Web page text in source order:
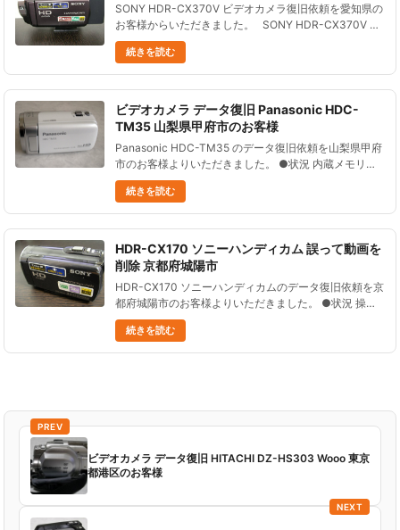
SONY HDR-CX370V ビデオカメラ復旧依頼を愛知県の
お客様からいただきました。 SONY HDR-CX370V ビ
デオカメラの操作中、誤って全てのデータを消してしま
った。 その後は撮影していない、......
続きを読む
ビデオカメラ データ復旧 Panasonic HDC-
TM35 山梨県甲府市のお客様
Panasonic HDC-TM35 のデータ復旧依頼を山梨県甲府
市のお客様よりいただきました。 ●状況 内蔵メモリー
を誤ってフォーマットした。その後、何回かビデオカメ
ラの電源を入れたが、内蔵メモリへの録画はしていな
い。......
続きを読む
HDR-CX170 ソニーハンディカム 誤って動画を
削除 京都府城陽市
HDR-CX170 ソニーハンディカムのデータ復旧依頼を京
都府城陽市のお客様よりいただきました。 ●状況 操作
を誤り、全データ削除した。 その後撮影はしていな
い。 ●データ復元処理の結果 およそ４時間４４分の動
画を復旧す......
続きを読む
PREV
ビデオカメラ データ復旧 HITACHI DZ-HS303 Wooo 東京
都港区のお客様
NEXT